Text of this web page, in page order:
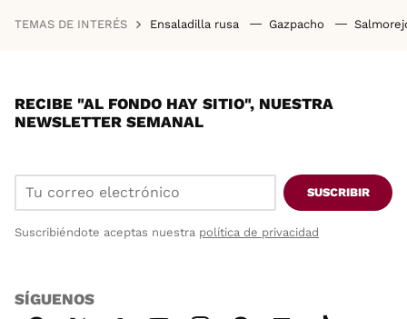
TEMAS DE INTERÉS Ensaladilla rusa Gazpacho
RECIBE "AL FONDO HAY SITIO", NUESTRA
NEWSLETTER SEMANAL
SUSCRIBIR
Suscribiéndote aceptas nuestra política de privacidad
SÍGUENOS